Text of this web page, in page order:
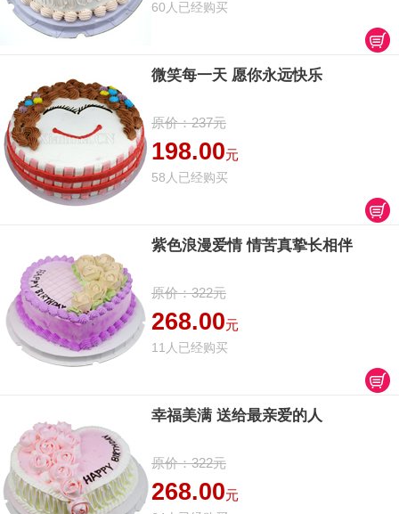
60人已经购买
微笑每一天 愿你永远快乐
原价：237元
198.00元
58人已经购买
紫色浪漫爱情 情苦真挚长相伴
原价：322元
268.00元
11人已经购买
幸福美满 送给最亲爱的人
原价：322元
268.00元